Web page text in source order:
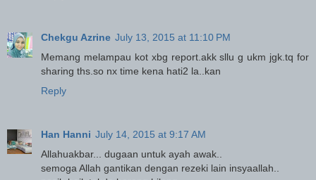
Chekgu Azrine July 13, 2015 at 11:10 PM
Memang melampau kot xbg report.akk sllu g ukm jgk.tq for
sharing ths.so nx time kena hati2 la..kan
Reply
Han Hanni July 14, 2015 at 9:17 AM
Allahuakbar... dugaan untuk ayah awak..
semoga Allah gantikan dengan rezeki lain insyaallah..